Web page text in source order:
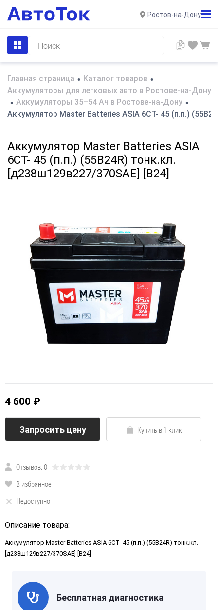
Ростов-на-Дону
Главная страница • Каталог товаров •
Аккумуляторы для легковых авто в Ростове-на-Дону
• Аккумуляторы 35–54 Ач в Ростове-на-Дону •
Аккумулятор Master Batteries ASIA 6СТ- 45 (п.п.)
Аккумулятор Master Batteries ASIA
6СТ- 45 (п.п.) (55B24R) тонк.кл.
[д238ш129в227/370SAE] [B24]
4 600 ₽
Запросить цену Купить в 1 клик
Отзывов: 0
В избранное
Недоступно
Описание товара:
Аккумулятор Master Batteries ASIA 6СТ- 45 (п.п.) (55B24R) тонк.кл.
[д238ш129в227/370SAE] [B24]
Бесплатная диагностика